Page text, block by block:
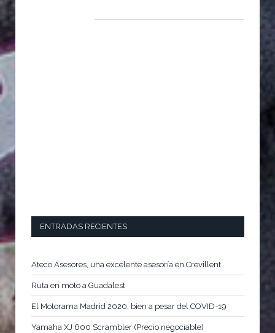
ENTRADAS RECIENTES
Ateco Asesores, una excelente asesoría en Crevillent
Ruta en moto a Guadalest
El Motorama Madrid 2020, bien a pesar del COVID-19
Yamaha XJ 600 Scrambler (Precio negociable)